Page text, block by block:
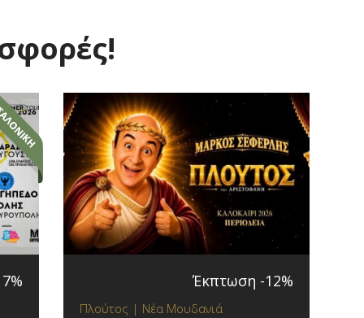
Έκπτωση -12%
Πλούτος | Νέα Μουδανιά